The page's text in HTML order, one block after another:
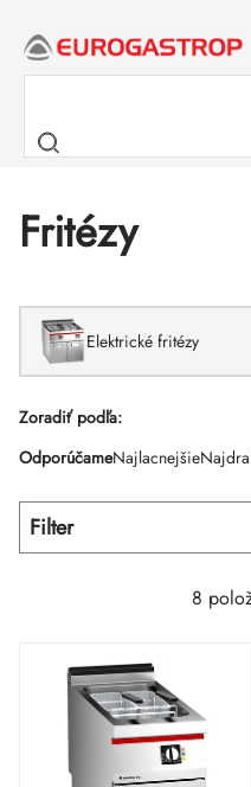
obsah
Fritézy
Elektrické fritézy
Zoradiť podľa:
Radenie
produktov
OdporúčameNajlacnejšie
Filter
8
Výpis
produktov